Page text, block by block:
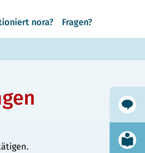
nora? Fragen?